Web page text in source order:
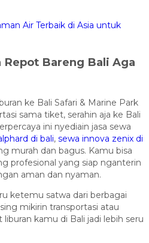
Air Terbaik di Asia untuk
Repot Bareng Bali Aga
ke Bali Safari & Marine Park
sama tiket, serahin aja ke Bali
ini nyediain jasa sewa
di bali, sewa innova zenix di
murah dan bagus. Kamu bisa
profesional yang siap nganterin
aman dan nyaman.
ketemu satwa dari berbagai
mikirin transportasi atau
liburan kamu di Bali jadi lebih seru